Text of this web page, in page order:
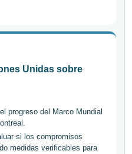
Unidas sobre
progreso del Marco Mundial
si los compromisos
medidas verificables para